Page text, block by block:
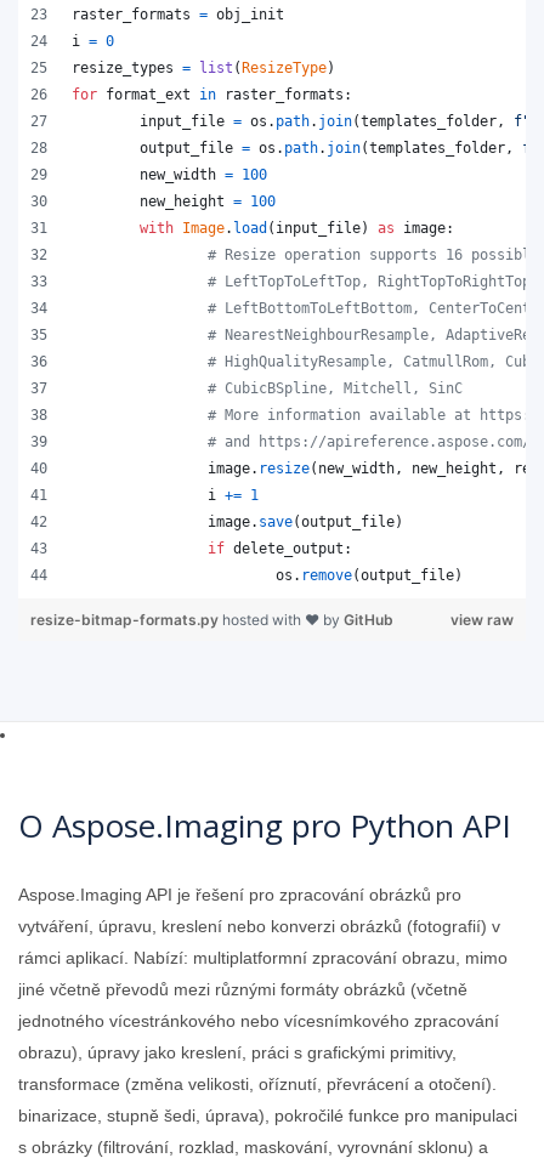
raster_formats = obj_init
i
= 0
resize_types = list (ResizeType)
for format_ext in raster_formats :
input_file = os . path. join(templates_folder ,
output_file = os . path. join(templates_folder ,
new_width = 100
new_height = 100
with Image. load ( input_file) as image:
# Resize operation supports 16
# LeftTopToLeftTop,
# LeftBottomToLeftBottom,
# NearestNeighbourResample,
# HighQualityResample, CatmullRom,
# CubicBSpline, Mitchell, SinC
# More information available at https://
# and https://apireference.aspose.com/
image. resize( new_width , new_height ,
i
+= 1
image. save(output_file)
if delete_output :
os . remove(output_file)
view raw
resize-bitmap-formats.py hosted with ❤ by GitHub
O Aspose.Imaging pro Python API
Aspose.Imaging API je řešení pro zpracování obrázků pro
vytváření, úpravu, kreslení nebo konverzi obrázků (fotografií) v
rámci aplikací. Nabízí: multiplatformní zpracování obrazu, mimo
jiné včetně převodů mezi různými formáty obrázků (včetně
jednotného vícestránkového nebo vícesnímkového zpracování
obrazu), úpravy jako kreslení, práci s grafickými primitivy,
transformace (změna velikosti, oříznutí, převrácení a otočení).
binarizace, stupně šedi, úprava), pokročilé funkce pro manipulaci
s obrázky (filtrování, rozklad, maskování, vyrovnání sklonu) a